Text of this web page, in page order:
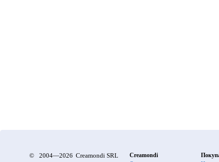
© 2004—2026 Creamondi SRL
Creamondi